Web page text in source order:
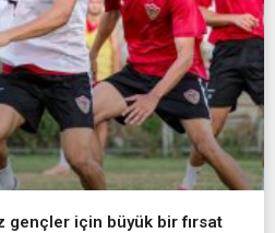
gençler için büyük bir fırsat